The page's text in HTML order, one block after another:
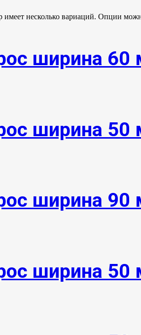
имеет несколько вариаций. Опции
ширина
ширина
ширина
ширина